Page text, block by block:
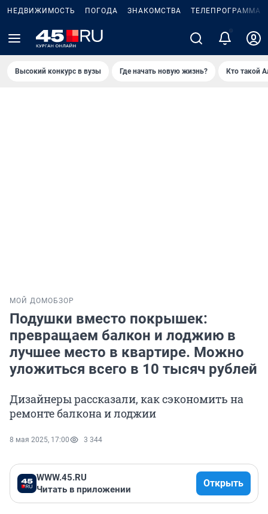
НЕДВИЖИМОСТЬ ПОГОДА ЗНАКОМСТВА ТЕЛЕПРОГРАММА
Высокий конкурс в вузы Где начать новую жизнь? Кто такой
МОЙ ДОМОБЗОР
Подушки вместо покрышек:
превращаем балкон и лоджию в
лучшее место в квартире. Можно
уложиться всего в 10 тысяч рублей
Дизайнеры рассказали, как сэкономить на
ремонте балкона и лоджии
8 мая 2025, 17:00 3 344
WWW.45.RU
Читать в приложении
Открыть